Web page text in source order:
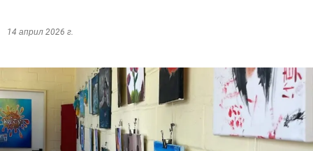
14 април 2026 г.